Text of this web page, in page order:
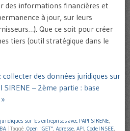
des informations financières et
à jour, sur leurs
Que ce soit pour créer
tiers (outil stratégique dans le
collecter des données juridiques sur
SIRENE – 2ème partie : base
sur les entreprises avec l'API SIRENE,
Taggé .Open "GET", Adresse, API, Code INSEE,